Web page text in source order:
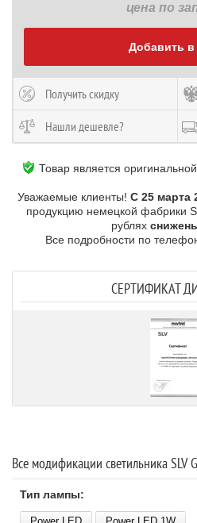
цена по
Добавить в
Получить скидку
Нашли дешевле?
Товар является
Уважаемые клиенты! С 25 марта
продукцию немецкой фабрики
рублях
Все подробности по
СЕРТИФИКАТ
Все модификации светильника SLV
Тип лампы: